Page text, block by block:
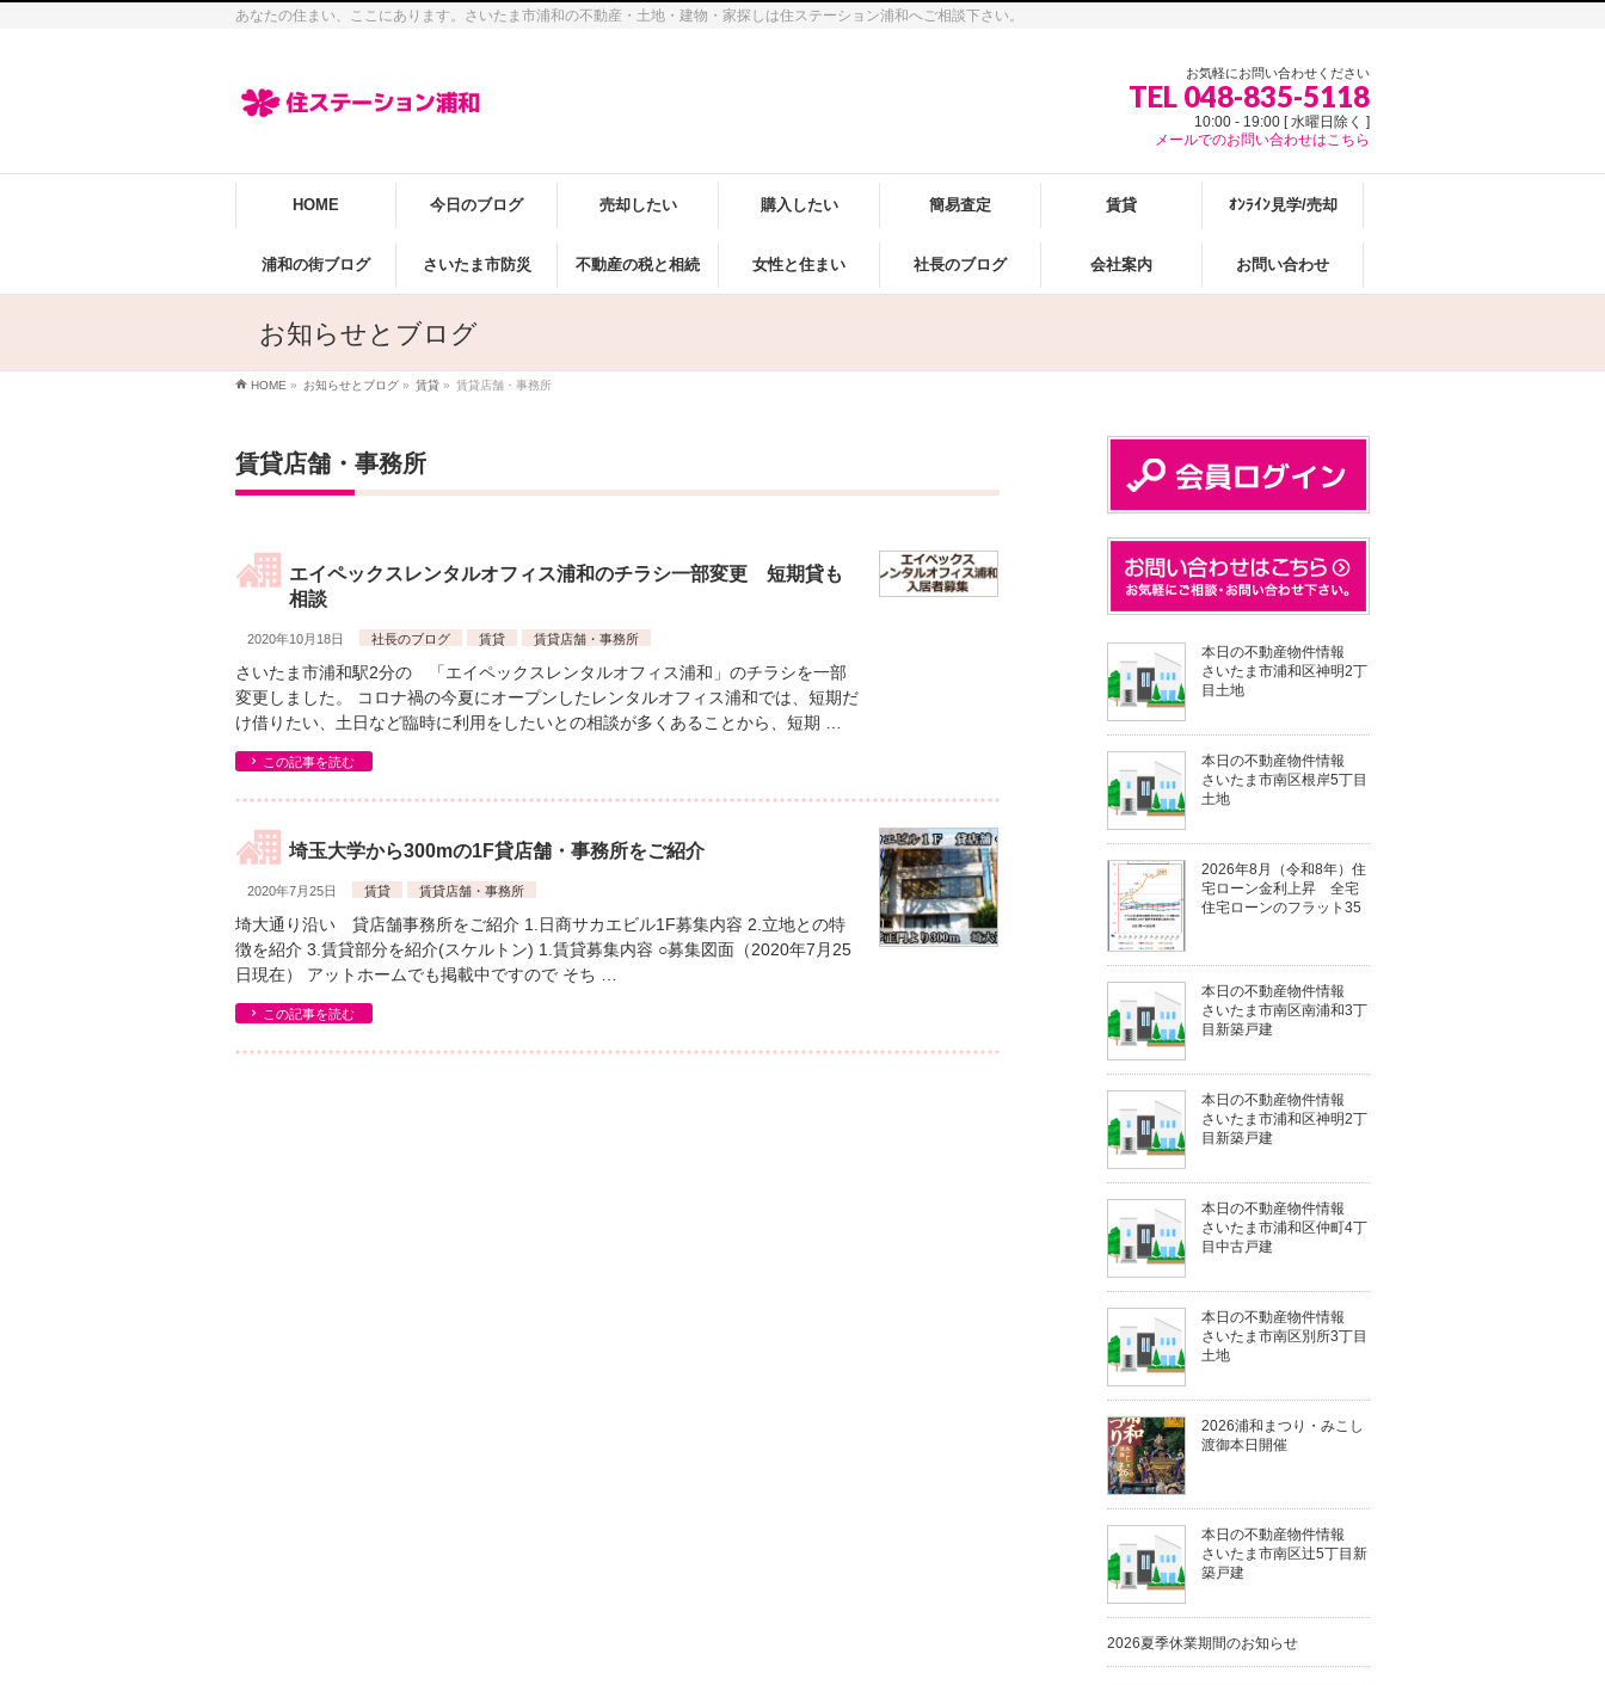
あなたの住まい、ここにあります。さいたま市浦和の不動産・土地・建物・家探しは住ステーション浦和へご相談下さい。
お気軽にお問い合わせください
TEL 048-835-5118
10:00 - 19:00 [ 水曜日除く ]
メールでのお問い合わせはこちら
HOME 今日のブログ 売却したい 購入したい 簡易査定 賃貸 ｵﾝﾗｲﾝ見学/売却
浦和の街ブログ さいたま市防災 不動産の税と相続 女性と住まい 社長のブログ 会社案内 お問い合わせ
お知らせとブログ
HOME » お知らせとブログ » 賃貸 » 賃貸店舗・事務所
賃貸店舗・事務所
エイペックスレンタルオフィス浦和のチラシ一部変更 短期貸も
相談
2020年10月18日 社長のブログ 賃貸 賃貸店舗・事務所
さいたま市浦和駅2分の 「エイペックスレンタルオフィス浦和」のチラシを一部
変更しました。 コロナ禍の今夏にオープンしたレンタルオフィス浦和では、短期だ
け借りたい、土日など臨時に利用をしたいとの相談が多くあることから、短期 …
この記事を読む
埼玉大学から300mの1F貸店舗・事務所をご紹介
2020年7月25日 賃貸 賃貸店舗・事務所
埼大通り沿い 貸店舗事務所をご紹介 1.日商サカエビル1F募集内容 2.立地との特
徴を紹介 3.賃貸部分を紹介(スケルトン) 1.賃貸募集内容 ○募集図面（2020年7月25
日現在） アットホームでも掲載中ですので そち …
この記事を読む
本日の不動産物件情報
さいたま市浦和区神明2丁
目土地
本日の不動産物件情報
さいたま市南区根岸5丁目
土地
2026年8月（令和8年）住
宅ローン金利上昇 全宅
住宅ローンのフラット35
本日の不動産物件情報
さいたま市南区南浦和3丁
目新築戸建
本日の不動産物件情報
さいたま市浦和区神明2丁
目新築戸建
本日の不動産物件情報
さいたま市浦和区仲町4丁
目中古戸建
本日の不動産物件情報
さいたま市南区別所3丁目
土地
2026浦和まつり・みこし
渡御本日開催
本日の不動産物件情報
さいたま市南区辻5丁目新
築戸建
2026夏季休業期間のお知らせ